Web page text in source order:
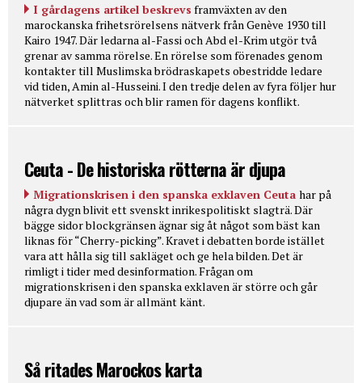
I gårdagens artikel beskrevs framväxten av den
marockanska frihetsrörelsens nätverk från Genève 1930 till
Kairo 1947. Där ledarna al-Fassi och Abd el-Krim utgör två
grenar av samma rörelse. En rörelse som förenades genom
kontakter till Muslimska brödraskapets obestridde ledare
vid tiden, Amin al-Husseini. I den tredje delen av fyra följer hur
nätverket splittras och blir ramen för dagens konflikt.
Ceuta - De historiska rötterna är djupa
Migrationskrisen i den spanska exklaven Ceuta har på
några dygn blivit ett svenskt inrikespolitiskt slagträ. Där
bägge sidor blockgränsen ägnar sig åt något som bäst kan
liknas för “Cherry-picking”. Kravet i debatten borde istället
vara att hålla sig till sakläget och ge hela bilden. Det är
rimligt i tider med desinformation. Frågan om
migrationskrisen i den spanska exklaven är större och går
djupare än vad som är allmänt känt.
Så ritades Marockos karta